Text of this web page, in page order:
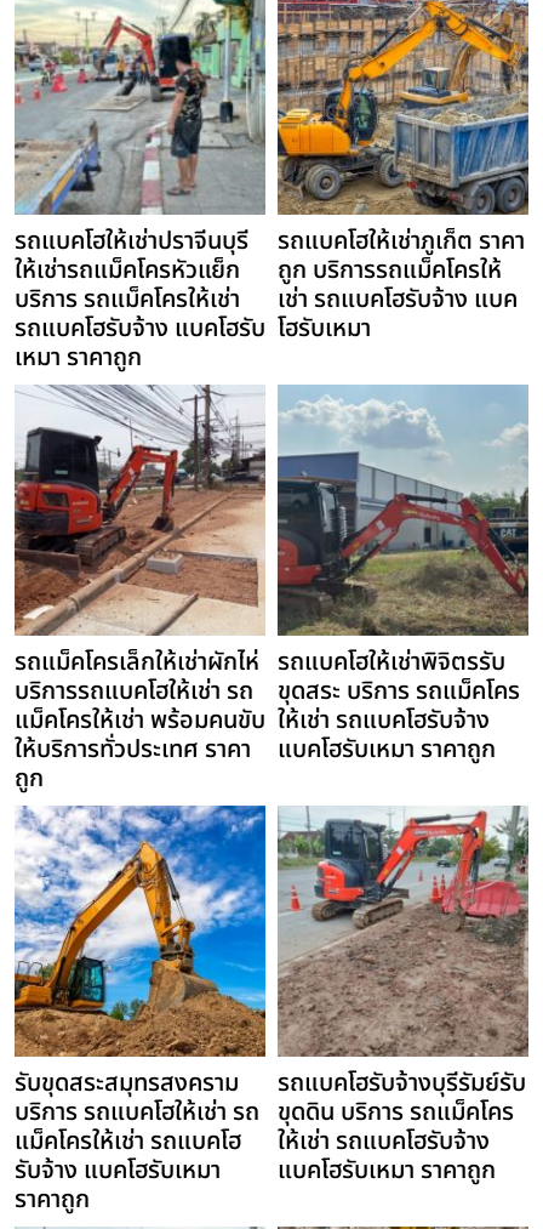
รถแบคโฮให้เช่าปราจีนบุรี
ให้เช่ารถแม็คโครหัวแย็ก
บริการ รถแม็คโครให้เช่า
รถแบคโฮรับจ้าง แบคโฮรับ
เหมา ราคาถูก
รถแบคโฮให้เช่าภูเก็ต ราคา
ถูก บริการรถแม็คโครให้
เช่า รถแบคโฮรับจ้าง แบค
โฮรับเหมา
รถแม็คโครเล็กให้เช่าผักไห่
บริการรถแบคโฮให้เช่า รถ
แม็คโครให้เช่า พร้อมคนขับ
ให้บริการทั่วประเทศ ราคา
ถูก
รถแบคโฮให้เช่าพิจิตรรับ
ขุดสระ บริการ รถแม็คโคร
ให้เช่า รถแบคโฮรับจ้าง
แบคโฮรับเหมา ราคาถูก
รับขุดสระสมุทรสงคราม
บริการ รถแบคโฮให้เช่า รถ
แม็คโครให้เช่า รถแบคโฮ
รับจ้าง แบคโฮรับเหมา
ราคาถูก
รถแบคโฮรับจ้างบุรีรัมย์รับ
ขุดดิน บริการ รถแม็คโคร
ให้เช่า รถแบคโฮรับจ้าง
แบคโฮรับเหมา ราคาถูก